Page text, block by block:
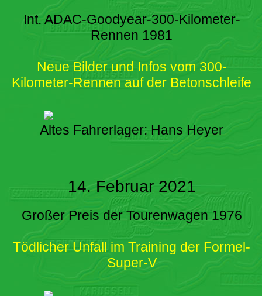
Int. ADAC-Goodyear-300-Kilometer-
Rennen 1981
Neue Bilder und Infos vom 300-
Kilometer-Rennen auf der Betonschleife
Altes Fahrerlager: Hans Heyer
14. Februar 2021
Großer Preis der Tourenwagen 1976
Tödlicher Unfall im Training der Formel-
Super-V